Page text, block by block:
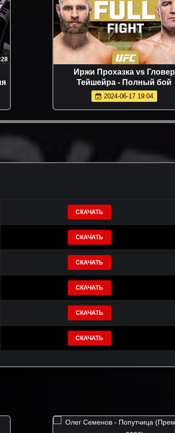
Иржи Прохазка vs Гловер
Тейшейра - Полный бой
2024-06-17 19:04
СКАЧАТЬ
СКАЧАТЬ
СКАЧАТЬ
СКАЧАТЬ
СКАЧАТЬ
СКАЧАТЬ